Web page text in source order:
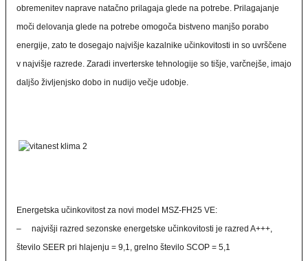
obremenitev naprave natačno prilagaja glede na potrebe. Prilagajanje
moči delovanja glede na potrebe omogoča bistveno manjšo porabo
energije, zato te dosegajo najvišje kazalnike učinkovitosti in so uvrščene
v najvišje razrede. Zaradi inverterske tehnologije so tišje, varčnejše, imajo
daljšo življenjsko dobo in nudijo večje udobje.
Energetska učinkovitost za novi model MSZ-FH25 VE:
– najvišji razred sezonske energetske učinkovitosti je razred A+++,
število SEER pri hlajenju = 9,1, grelno število SCOP = 5,1